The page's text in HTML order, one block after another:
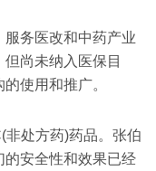
服务医改和中药产业
尚未纳入医保目
使用和推广。
非处方药)药品。张伯
的安全性和效果已经